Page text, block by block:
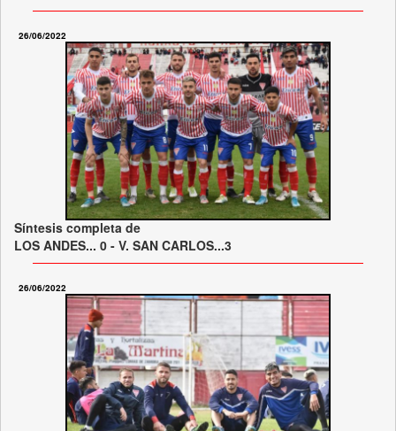
26/06/2022
Síntesis completa de
LOS ANDES... 0 - V. SAN CARLOS...3
26/06/2022